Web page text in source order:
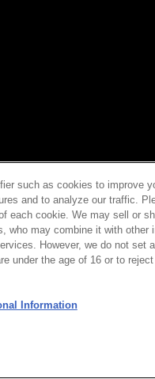
such as cookies to improve
and to analyze our traffic.
each cookie. We may sell or
who may combine it with
However, we do not set
under the age of 16 or to
Information